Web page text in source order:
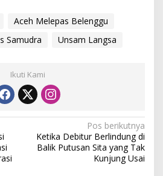
Aceh Melepas Belenggu
Samudra Unsam Langsa
Ikuti Kami
Pos berikutnya
Ketika Debitur Berlindung di
Balik Putusan Sita yang Tak
Kunjung Usai